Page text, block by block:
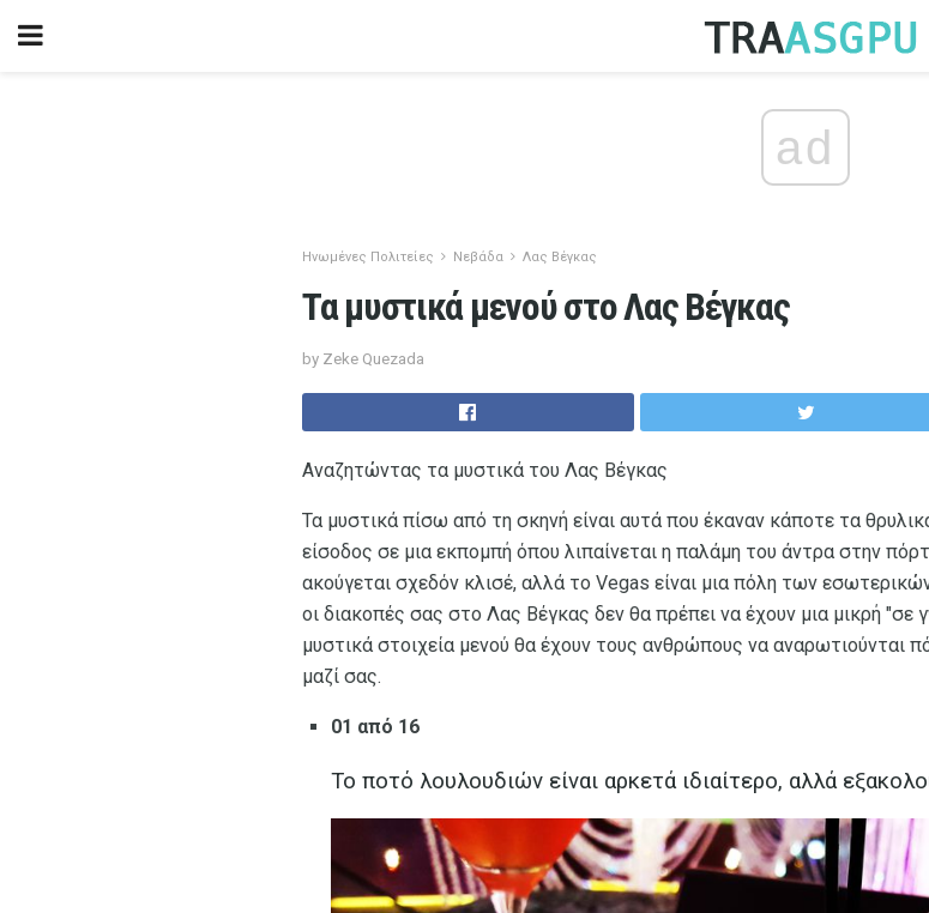
ad
Ηνωμένες Πολιτείες Νεβάδα Λας Βέγκας
Τα μυστικά μενού στο Λας Βέγκας
by Zeke Quezada
Αναζητώντας τα μυστικά του Λας Βέγκας
Τα μυστικά πίσω από τη σκηνή είναι αυτά που έκαναν κάποτε τα
είσοδος σε μια εκπομπή όπου λιπαίνεται η παλάμη του άντρα στην
ακούγεται σχεδόν κλισέ, αλλά το Vegas είναι μια πόλη των
οι διακοπές σας στο Λας Βέγκας δεν θα πρέπει να έχουν μια μικρή "σε
μυστικά στοιχεία μενού θα έχουν τους ανθρώπους να αναρωτιούνται
μαζί σας.
01 από 16
Το ποτό λουλουδιών είναι αρκετά ιδιαίτερο, αλλά